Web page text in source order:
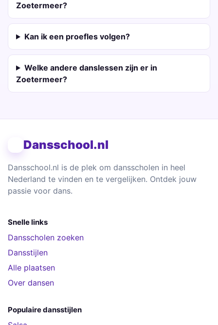
Zoetermeer?
Kan ik een proefles volgen?
Welke andere danslessen zijn er in
Zoetermeer?
Dansschool.nl
Dansschool.nl is de plek om dansscholen in heel
Nederland te vinden en te vergelijken. Ontdek jouw
passie voor dans.
Snelle links
Dansscholen zoeken
Dansstijlen
Alle plaatsen
Over dansen
Populaire dansstijlen